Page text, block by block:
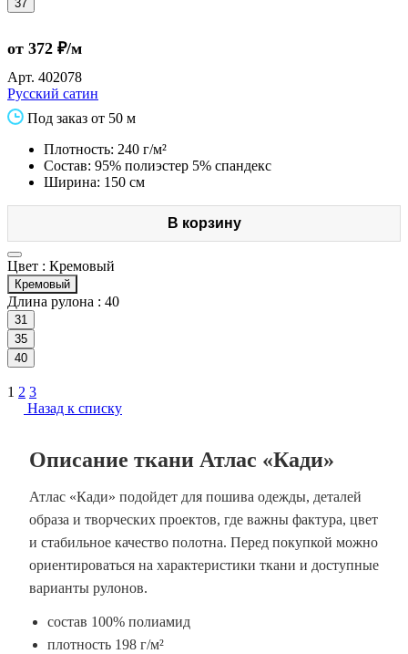
37
от 372 ₽/м
Арт. 402078
Русский сатин
Под заказ от 50 м
Плотность: 240 г/м²
Состав: 95% полиэстер 5% спандекс
Ширина: 150 см
В корзину
Цвет : Кремовый
Кремовый
Длина рулона : 40
31
35
40
1 2 3
Назад к списку
Описание ткани Атлас «Кади»
Атлас «Кади» подойдет для пошива одежды, деталей
образа и творческих проектов, где важны фактура, цвет
и стабильное качество полотна. Перед покупкой можно
ориентироваться на характеристики ткани и доступные
варианты рулонов.
состав 100% полиамид
плотность 198 г/м²